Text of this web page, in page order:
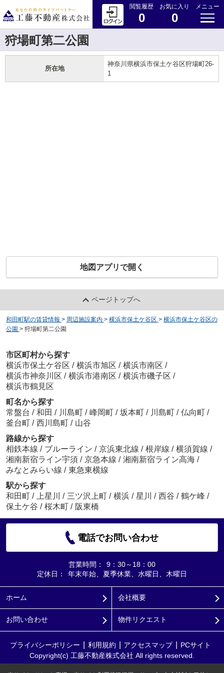
閲覧履歴
0
お気に入り
0
メニュー
狩場町第二公園
所在地
神奈川県横浜市保土ケ谷区狩場町26-
1
地図アプリで開く
ページトップへ
和田町駅の賃貸情報 > 周辺施設案内 > 横浜市保土ケ谷区 > 横浜市保土ケ谷区の
公園 > 狩場町第二公園
市区町村から探す
横浜市保土ケ谷区 / 横浜市旭区 / 横浜市南区 /
横浜市神奈川区 / 横浜市港南区 / 横浜市磯子区 /
横浜市鶴見区
町名から探す
常盤台 / 和田 / 川島町 / 峰岡町 / 坂本町 / 川島町 / 仏向町 /
釜台町 / 西川島町 / 山谷
路線から探す
相鉄本線 / ブルーライン / 京浜東北線 / 根岸線 / 横須賀線 /
湘南新宿ライン宇須 / 京急本線 / 湘南新宿ライン高海 /
みなとみらい線 / 東急東横線
駅から探す
和田町 / 上星川 / 三ツ沢上町 / 横浜 / 星川 / 西谷 / 鶴ケ峰 /
保土ケ谷 / 桜木町 / 阪東橋
電話でお問い合わせ
営業時間：
9：30～18：00
定休日：
年末年始、夏季休業、水曜日、木曜日
ホーム 会社概要
お問い合わせ 物件リクエスト
プライバシーポリシー 利用規約 アクセスマップ
PCサイト
Copyright(c) 工藤不動産株式会社 All rights reserved.